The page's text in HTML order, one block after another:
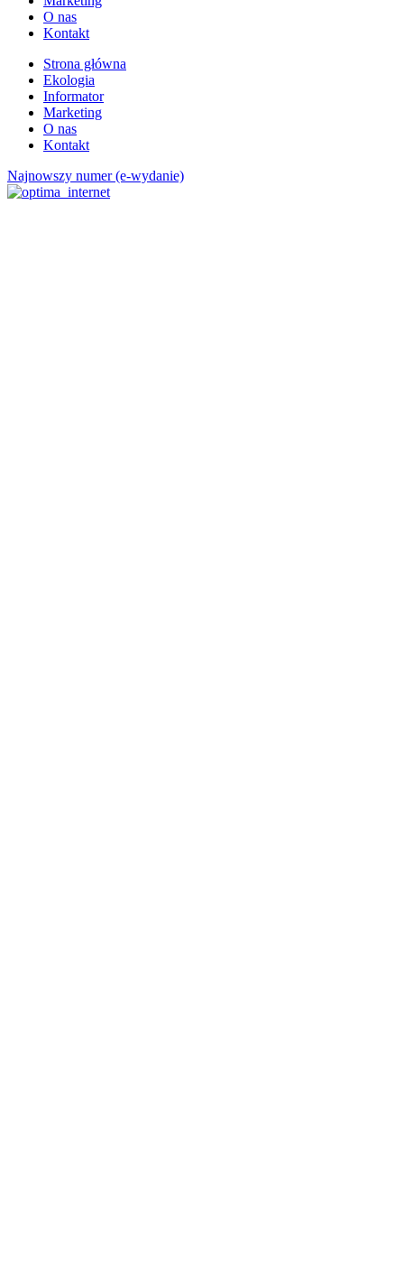
O nas
Kontakt
Strona główna
Ekologia
Informator
Marketing
O nas
Kontakt
Najnowszy numer (e-wydanie)